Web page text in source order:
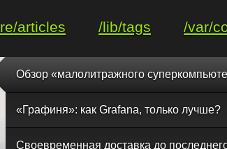
articles /lib/tags /var/
«Графиня»: как Grafana, только лучше?